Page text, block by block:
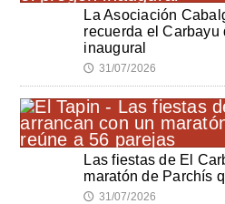
La Asociación
recuerda el Carbayu
inaugural
🕔 31/07/2026
Las fiestas de El
maratón de Parchís
🕔 31/07/2026